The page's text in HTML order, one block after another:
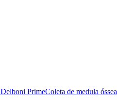
Delboni PrimeColeta de medula óssea